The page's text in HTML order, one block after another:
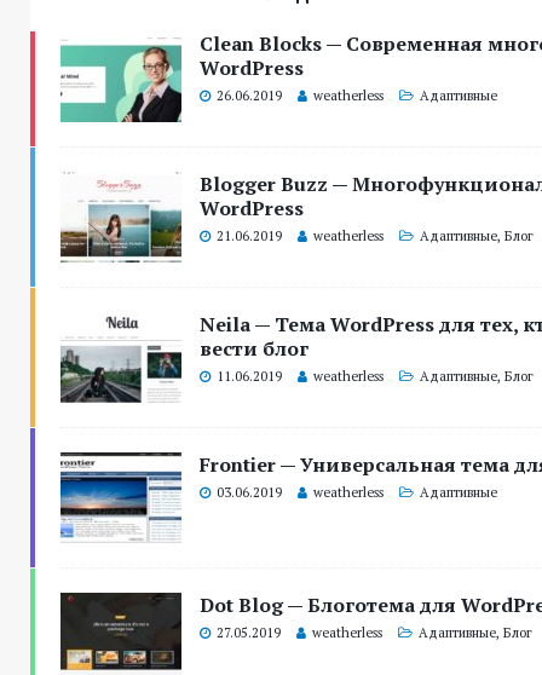
Clean Blocks — Современная
WordPress
26.06.2019 weatherless Адаптивные
Blogger Buzz —
WordPress
21.06.2019 weatherless Адаптивные, Блог
Neila — Тема WordPress для тех,
вести блог
11.06.2019 weatherless Адаптивные, Блог
Frontier — Универсальная тема
03.06.2019 weatherless Адаптивные
Dot Blog — Блоготема для
27.05.2019 weatherless Адаптивные, Блог